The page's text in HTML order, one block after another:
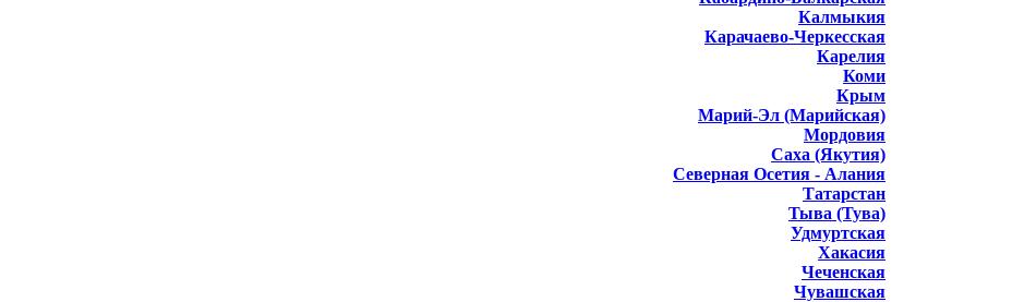
Калмыкия
Карачаево-Черкесская
Карелия
Коми
Крым
Марий-Эл (Марийская)
Мордовия
Саха (Якутия)
Северная Осетия - Алания
Татарстан
Тыва (Тува)
Удмуртская
Хакасия
Чеченская
Чувашская